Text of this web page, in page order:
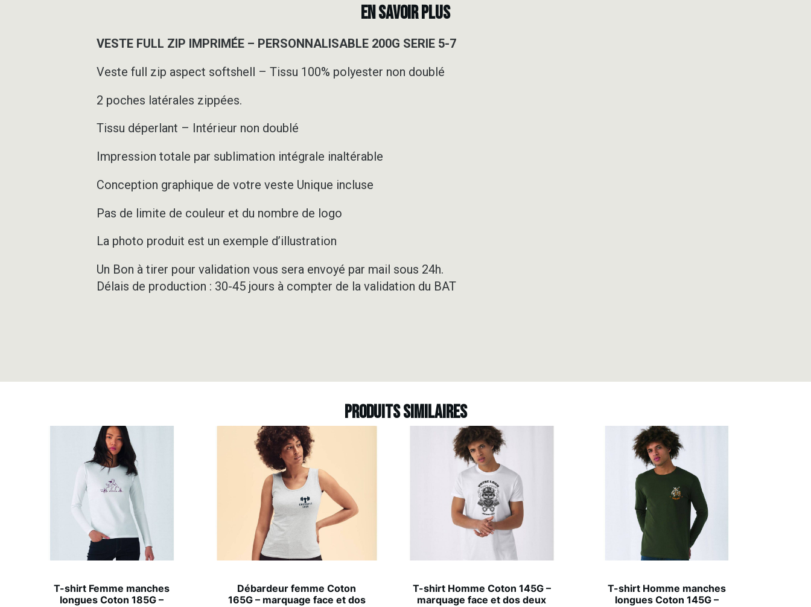
EN SAVOIR PLUS
VESTE FULL ZIP IMPRIMÉE – PERSONNALISABLE 200G SERIE 5-7
Veste full zip aspect softshell – Tissu 100% polyester non doublé
2 poches latérales zippées.
Tissu déperlant – Intérieur non doublé
Impression totale par sublimation intégrale inaltérable
Conception graphique de votre veste Unique incluse
Pas de limite de couleur et du nombre de logo
La photo produit est un exemple d’illustration
Un Bon à tirer pour validation vous sera envoyé par mail sous 24h.
Délais de production : 30-45 jours à compter de la validation du BAT
Produits similaires
T-shirt Femme manches
longues Coton 185G –
Débardeur femme Coton
165G – marquage face et dos
T-shirt Homme Coton 145G –
marquage face et dos deux
T-shirt Homme manches
longues Coton 145G –